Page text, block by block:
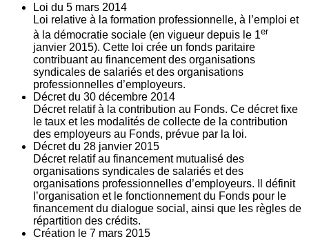
Loi du 5 mars 2014
Loi relative à la formation professionnelle, à l’emploi et
à la démocratie sociale (en vigueur depuis le 1er
janvier 2015). Cette loi crée un fonds paritaire
contribuant au financement des organisations
syndicales de salariés et des organisations
professionnelles d’employeurs.
Décret du 30 décembre 2014
Décret relatif à la contribution au Fonds. Ce décret fixe
le taux et les modalités de collecte de la contribution
des employeurs au Fonds, prévue par la loi.
Décret du 28 janvier 2015
Décret relatif au financement mutualisé des
organisations syndicales de salariés et des
organisations professionnelles d’employeurs. Il définit
l’organisation et le fonctionnement du Fonds pour le
financement du dialogue social, ainsi que les règles de
répartition des crédits.
Création le 7 mars 2015